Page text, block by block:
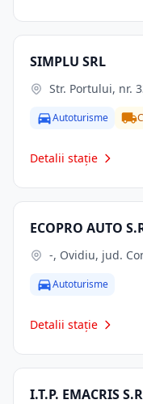
SIMPLU SRL
Str. Portului, nr.
Autoturisme
Detalii stație
ECOPRO AUTO
-, Ovidiu, jud.
Autoturisme
Detalii stație
I.T.P. EMACRIS